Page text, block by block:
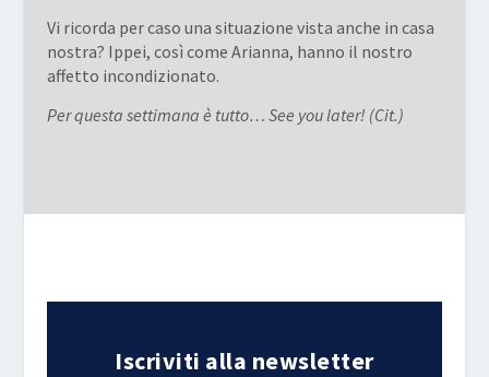
Vi ricorda per caso una situazione vista anche in casa
nostra? Ippei, così come Arianna, hanno il nostro
affetto incondizionato.
Per questa settimana è tutto… See you later! (Cit.)
Iscriviti alla newsletter